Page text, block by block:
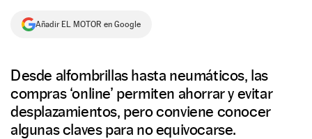
NEWSLETTER
Añadir EL MOTOR en Google
Desde alfombrillas hasta neumáticos, las
compras ‘online’ permiten ahorrar y evitar
desplazamientos, pero conviene conocer
algunas claves para no equivocarse.